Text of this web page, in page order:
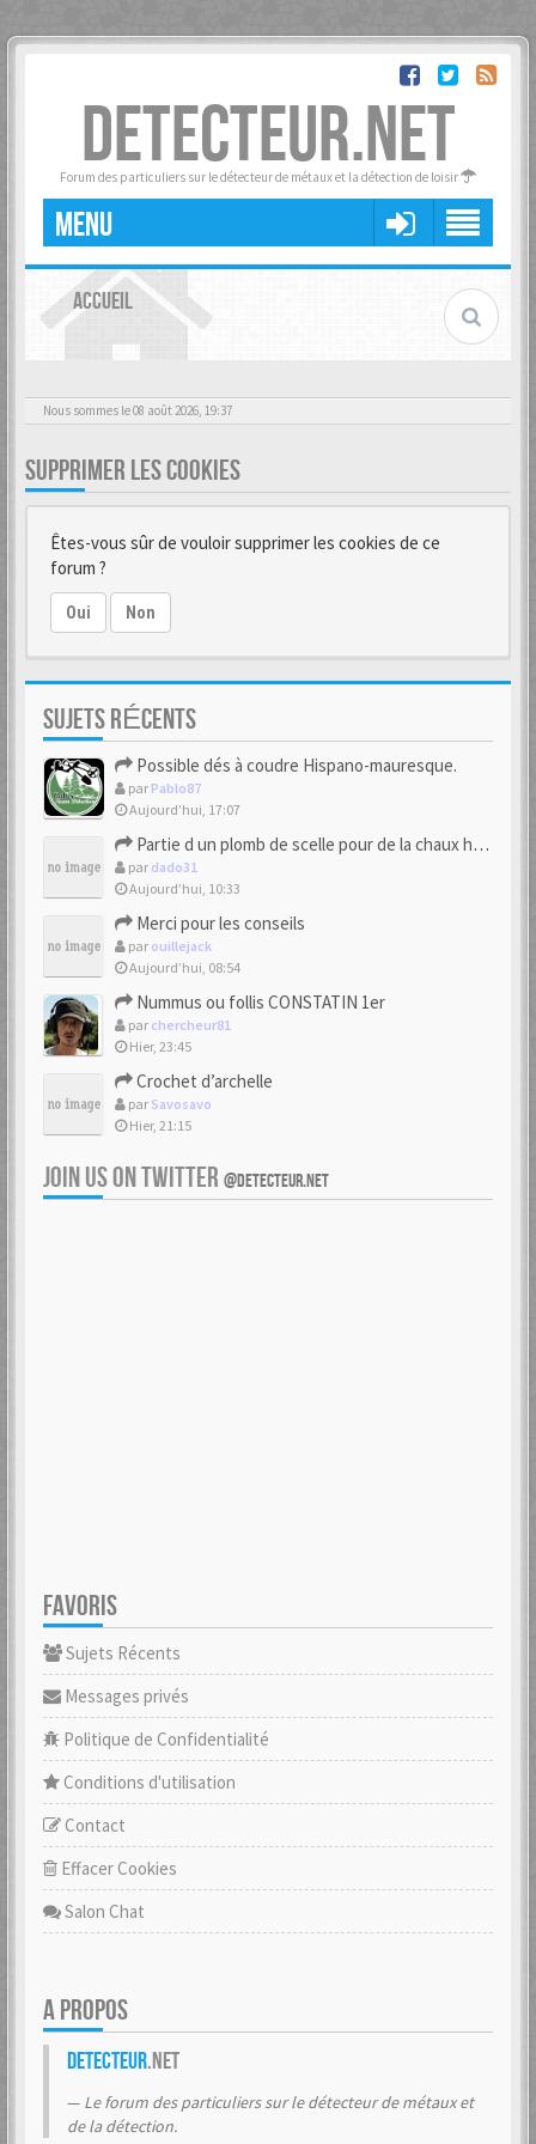
DETECTEUR.NET
Forum des particuliers sur le détecteur de métaux et la détection de loisir
MENU
ACCUEIL
Nous sommes le 08 août 2026, 19:37
SUPPRIMER LES COOKIES
Êtes-vous sûr de vouloir supprimer les cookies de ce
forum ?
Oui Non
SUJETS RÉCENTS
Possible dés à coudre Hispano-mauresque.
par Pablo87
Aujourd’hui, 17:07
Partie d un plomb de scelle pour de la chaux hydraulique
par dado31
Aujourd’hui, 10:33
Merci pour les conseils
par ouillejack
Aujourd’hui, 08:54
Nummus ou follis CONSTATIN 1er
par chercheur81
Hier, 23:45
Crochet d’archelle
par Savosavo
Hier, 21:15
JOIN US ON TWITTER @DETECTEUR.NET
FAVORIS
Sujets Récents
Messages privés
Politique de Confidentialité
Conditions d'utilisation
Contact
Effacer Cookies
Salon Chat
A PROPOS
Detecteur.net
Le forum des particuliers sur le détecteur de métaux et
de la détection.